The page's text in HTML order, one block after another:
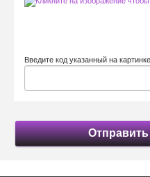
Введите код указанный на картинке